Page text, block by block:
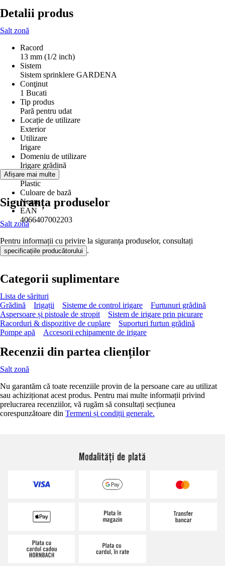
Detalii produs
Salt zonă
Racord
13 mm (1/2 inch)
Sistem
Sistem sprinklere GARDENA
Conţinut
1 Bucati
Tip produs
Pară pentru udat
Locație de utilizare
Exterior
Utilizare
Irigare
Domeniu de utilizare
Irigare grădină
Material
Plastic
Culoare de bază
Negru
EAN
4066407002203
Afișare mai multe
Siguranța produselor
Salt zonă
Pentru informații cu privire la siguranța produselor, consultați
specificațiile producătorului .
Categorii suplimentare
Lista de sărituri
Grădină
Irigații Sisteme de control irigare
Furtunuri grădină
Aspersoare și pistoale de stropit
Sistem de irigare prin picurare
Racorduri & dispozitive de cuplare
Suporturi furtun grădină
Pompe apă
Accesorii echipamente de irigare
Recenzii din partea clienților
Salt zonă
Nu garantăm că toate recenziile provin de la persoane care au utilizat
sau achiziționat acest produs. Pentru mai multe informații privind
prelucrarea recenziilor, vă rugăm să consultați secțiunea
corespunzătoare din Termeni și condiții generale.
Modalități de plată